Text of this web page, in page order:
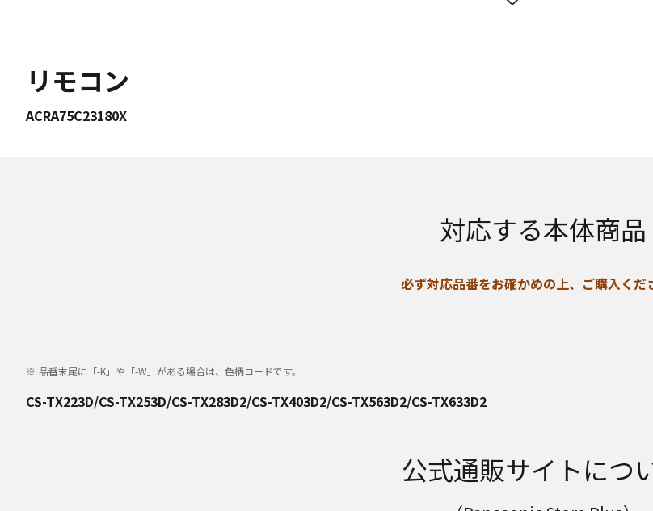
リモコン
ACRA75C23180X
対応する本体商品
必ず対応品番をお確かめの上、ご購入くだ
品番末尾に「-K」や「-W」がある場合は、色柄コードです。
CS-TX223D/CS-TX253D/CS-TX283D2/CS-TX403D2/CS-TX563D2/CS-TX633D2
公式通販サイトにつ